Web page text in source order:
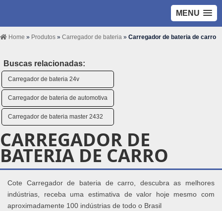
MENU
Home » Produtos » Carregador de bateria » Carregador de bateria de carro
Buscas relacionadas:
Carregador de bateria 24v
Carregador de bateria de automotiva
Carregador de bateria master 2432
CARREGADOR DE
BATERIA DE CARRO
Cote Carregador de bateria de carro, descubra as melhores
indústrias, receba uma estimativa de valor hoje mesmo com
aproximadamente 100 indústrias de todo o Brasil